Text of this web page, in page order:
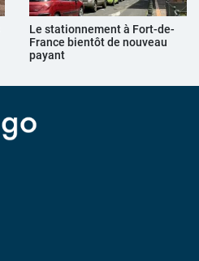
Le stationnement à Fort-de-
France bientôt de nouveau
payant